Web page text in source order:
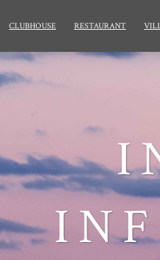
CLUBHOUSE RESTAURANT